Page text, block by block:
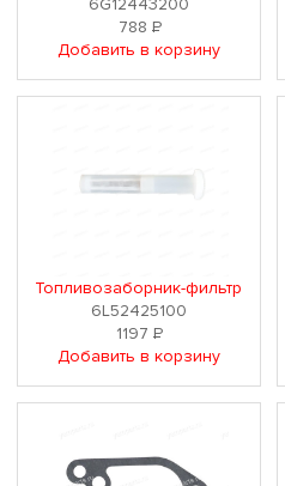
788 Р
Добавить в корзину
Топливозаборник-фильтр
6L52425100
1197Р
Добавить в корзину